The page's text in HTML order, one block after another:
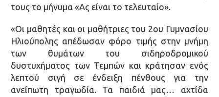
τους το μήνυμα «Ας είναι το τελευταίο».
«Οι μαθητές και οι μαθήτριες του 2ου Γυμνασίου
Ηλιούπολης απέδωσαν φόρο τιμής στην μνήμη
των θυμάτων του σιδηροδρομικού
δυστυχήματος των Τεμπών και κράτησαν ενός
λεπτού σιγή σε ένδειξη πένθους για την
ανείπωτη τραγωδία. Τα παιδιά μας… αχτίδα